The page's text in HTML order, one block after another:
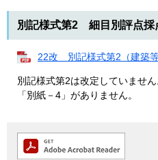
別記様式第2 細目別評点採
22改 別記様式第2（建築
別記様式第2は改定していませ
「別紙－4」がありません。